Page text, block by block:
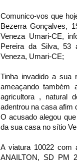
Comunico-vos que
Bezerra Gonçalves,
Veneza Umari-CE,
Pereira da Silva, 53
Veneza, Umari-CE;
Tinha invadido a sua
ameaçando também
agricultora , natural
adentrou na casa afim
O acusado alegou
da sua casa no sítio
A viatura 10022 com
ANAILTON, SD PM